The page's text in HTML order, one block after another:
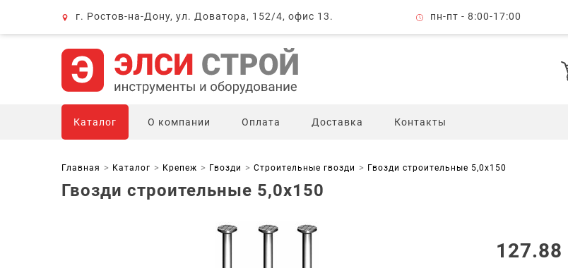
г. Ростов-на-Дону, ул. Доватора, 152/4, офис 13. пн-пт - 8:00-17:00
Каталог О компании Оплата Доставка Контакты
Главная Каталог Крепеж Гвозди Строительные гвозди Гвозди строительные 5,0x150
Гвозди строительные 5,0x150
127.88